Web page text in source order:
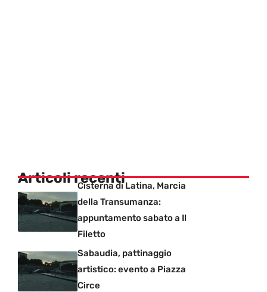
Articoli recentiCisterna di Latina, Marcia
della Transumanza:
appuntamento sabato a Il
Filetto
Sabaudia, pattinaggio
artistico: evento a Piazza
Circe